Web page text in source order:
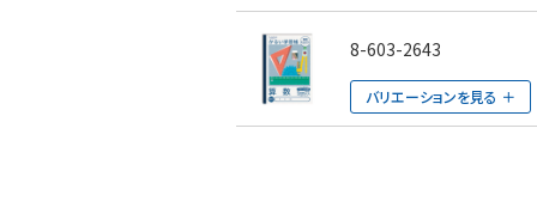
8-603-2643
バリエーションを見る